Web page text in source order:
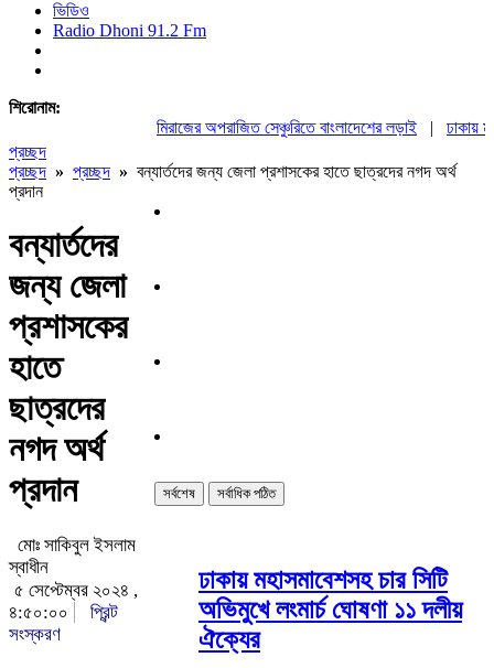
ভিডিও
Radio Dhoni 91.2 Fm
শিরোনাম:
মিরাজের অপরাজিত সেঞ্চুরিতে বাংলাদেশের লড়াই|
ঢাকায়
প্রচ্ছদ
প্রচ্ছদ » প্রচ্ছদ » বন্যার্তদের জন্য জেলা প্রশাসকের হাতে ছাত্রদের নগদ অর্থ
প্রদান
বন্যার্তদের
জন্য জেলা
প্রশাসকের
হাতে
ছাত্রদের
নগদ অর্থ
প্রদান
মোঃ সাকিবুল ইসলাম
স্বাধীন
৫ সেপ্টেম্বর ২০২৪ ,
৪:৫০:০০
প্রিন্ট
সংস্করণ
সর্বশেষ সর্বাধিক পঠিত
ঢাকায় মহাসমাবেশসহ চার সিটি
অভিমুখে লংমার্চ ঘোষণা ১১ দলীয়
ঐক্যের